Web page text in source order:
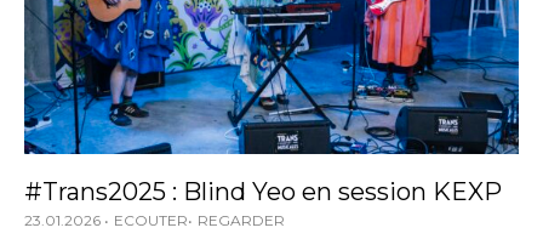
#Trans2025 : Blind Yeo en session KEXP
23.01.2026 ECOUTER REGARDER